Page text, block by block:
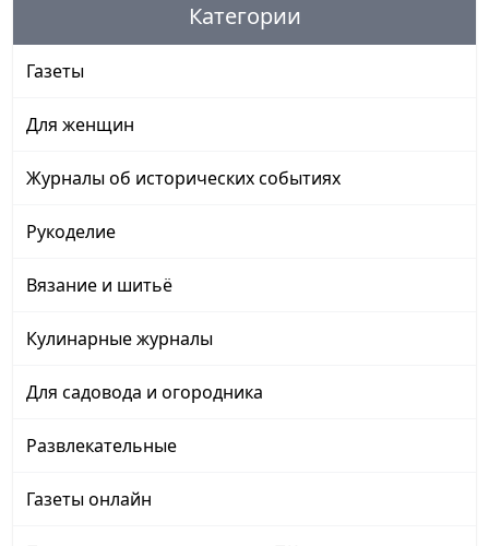
Категории
Газеты
Для женщин
Журналы об исторических событиях
Рукоделие
Вязание и шитьё
Кулинарные журналы
Для садовода и огородника
Развлекательные
Газеты онлайн